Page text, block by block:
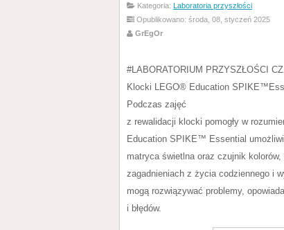
Kategoria: Laboratoria przyszłości
Opublikowano: środa, 08, styczeń 2025
GrEgOr
#LABORATORIUM PRZYSZŁOŚCI
Klocki LEGO® Education
Podczas zajęć
z rewalidacji klocki pomogły w
Education SPIKE™ Essential
matryca świetlna oraz czujnik
zagadnieniach z życia codziennego i
mogą rozwiązywać problemy,
i błędów.